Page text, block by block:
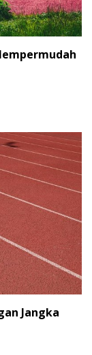
Jangka